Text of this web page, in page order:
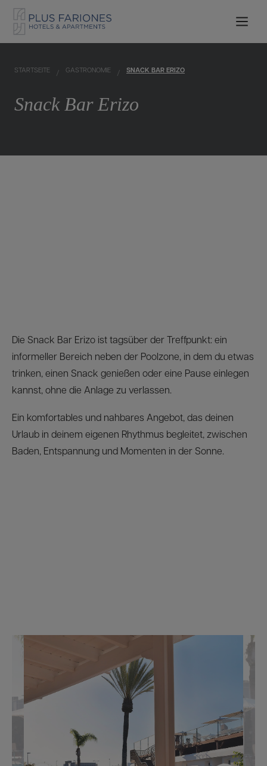
STARTSEITE GASTRONOMIE SNACK BAR ERIZO
Snack Bar Erizo
Die Snack Bar Erizo ist tagsüber der Treffpunkt: ein
informeller Bereich neben der Poolzone, in dem du etwas
trinken, einen Snack genießen oder eine Pause einlegen
kannst, ohne die Anlage zu verlassen.
Ein komfortables und nahbares Angebot, das deinen
Urlaub in deinem eigenen Rhythmus begleitet, zwischen
Baden, Entspannung und Momenten in der Sonne.